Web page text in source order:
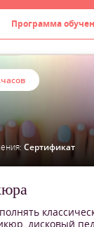
Программа
Сертификат
дисковый